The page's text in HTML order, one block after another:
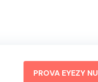
PROVA EYEZY NU